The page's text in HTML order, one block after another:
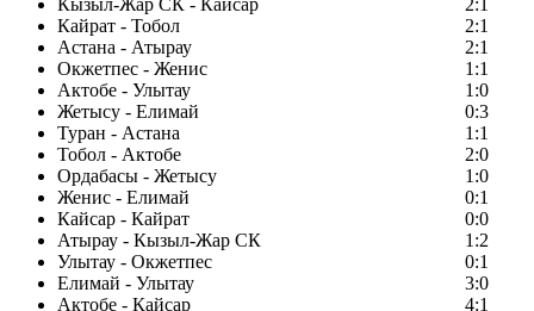
Кызыл-Жар СК - Кайсар
2:1
Кайрат - Тобол
2:1
Астана - Атырау
2:1
Окжетпес - Женис
1:1
Актобе - Улытау
1:0
Жетысу - Елимай
0:3
Туран - Астана
1:1
Тобол - Актобе
2:0
Ордабасы - Жетысу
1:0
Женис - Елимай
0:1
Кайсар - Кайрат
0:0
Атырау - Кызыл-Жар СК
1:2
Улытау - Окжетпес
0:1
Елимай - Улытау
3:0
Актобе - Кайсар
4:1